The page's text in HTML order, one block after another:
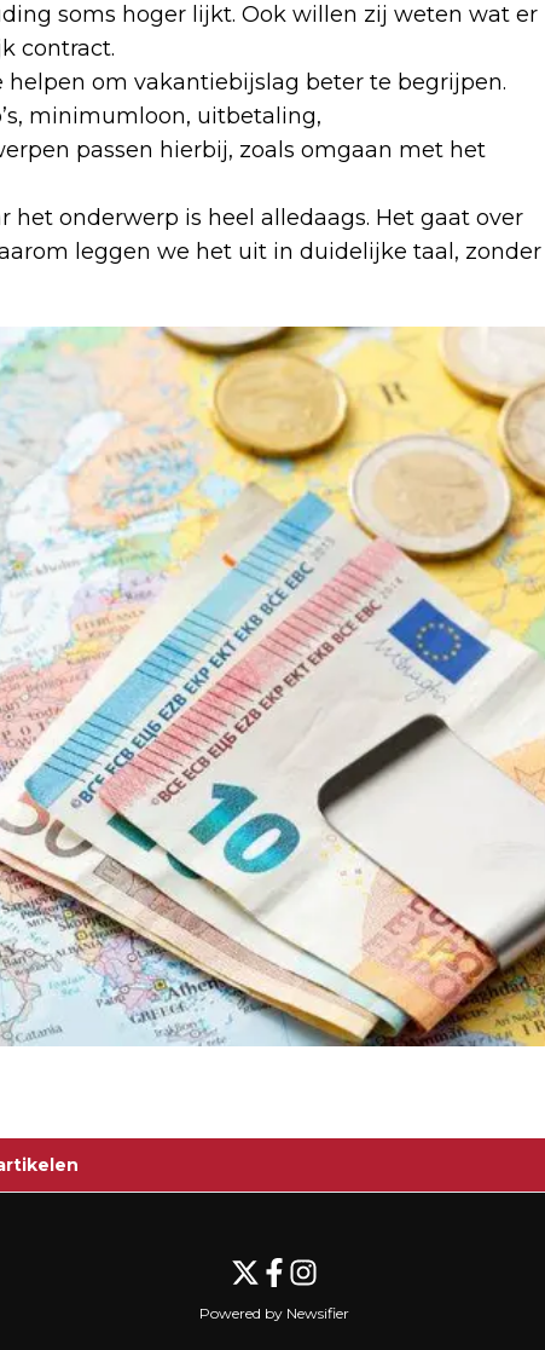
soms hoger lijkt. Ook willen zij weten wat er
contract.
om vakantiebijslag beter te begrijpen.
minimumloon, uitbetaling,
passen hierbij, zoals omgaan met het
onderwerp is heel alledaags. Het gaat over
leggen we het uit in duidelijke taal, zonder
Powered by Newsifier